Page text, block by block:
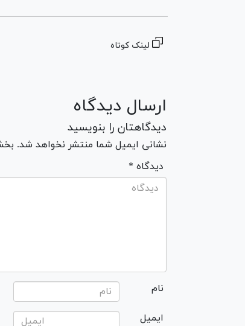
لینک کوتاه
ارسال دیدگاه
دیدگاهتان را بنویسید
نشانی ایمیل شما منتشر نخواهد شد.
* دیدگاه
نام
ایمیل